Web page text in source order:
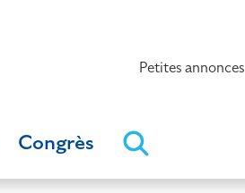
Petites annonces
Congrès